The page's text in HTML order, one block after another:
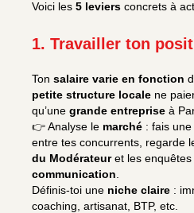
Voici les 5 leviers concrets à
1. Travailler ton
Ton salaire varie en fonction
petite structure locale ne
qu’une grande entreprise à
👉 Analyse le marché : fais une
entre tes concurrents, regarde
du Modérateuret les enquêtes
communication
Définis-toi une niche claire :
coaching, artisanat, BTP, etc.